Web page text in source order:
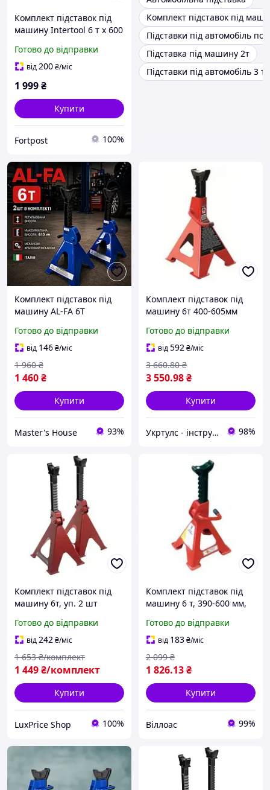
Комплект підставок під
машину Intertool 6 т x 600
Готово до відправки
від200₴/міс
1 999₴
Купити
Fortpost 100%
Комплект підставок під
Підставки під автомобіль
Підставка під машину 2т
Підставки під автомобіль 3
Комплект підставок під
машину AL-FA 6Т
Підставки для
обслуговування
автомобілів 610мм Італія
Готово до відправки
від 146₴/міс
1 460₴
1 960 ₴
Купити
Master's House 93%
Комплект підставок під
машину 6т 400-605мм
Готово до відправки
від592₴/міс
3 550.98₴
3 660.80 ₴
Купити
Укртулс - інструменти та обладнання 98%
Комплект підставок під
машину 6т, уп. 2 шт
Готово до відправки
від242₴/міс
1 449₴/комплект
1 653 ₴/комплект
Купити
LuxPrice Shop 100%
Комплект підставок під
машину 6 т, 390-600 мм,
GT0405
Готово до відправки
від 183₴/міс
1 826.13₴
2 099 ₴
Купити
Віллоас 99%